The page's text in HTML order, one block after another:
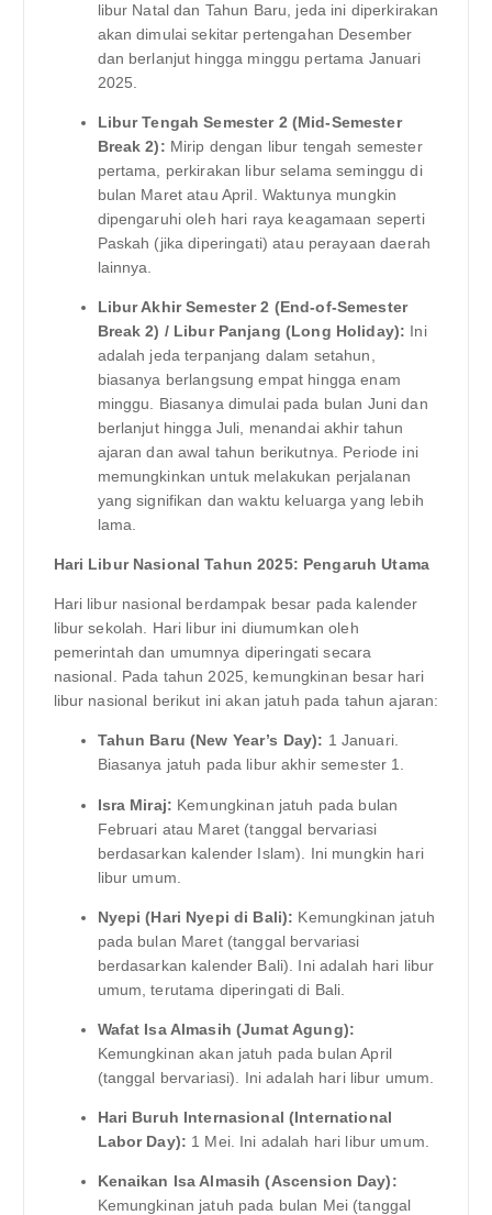
libur Natal dan Tahun Baru, jeda ini diperkirakan
akan dimulai sekitar pertengahan Desember
dan berlanjut hingga minggu pertama Januari
2025.
Libur Tengah Semester 2 (Mid-Semester
Break 2): Mirip dengan libur tengah semester
pertama, perkirakan libur selama seminggu di
bulan Maret atau April. Waktunya mungkin
dipengaruhi oleh hari raya keagamaan seperti
Paskah (jika diperingati) atau perayaan daerah
lainnya.
Libur Akhir Semester 2 (End-of-Semester
Break 2) / Libur Panjang (Long Holiday): Ini
adalah jeda terpanjang dalam setahun,
biasanya berlangsung empat hingga enam
minggu. Biasanya dimulai pada bulan Juni dan
berlanjut hingga Juli, menandai akhir tahun
ajaran dan awal tahun berikutnya. Periode ini
memungkinkan untuk melakukan perjalanan
yang signifikan dan waktu keluarga yang lebih
lama.
Hari Libur Nasional Tahun 2025: Pengaruh Utama
Hari libur nasional berdampak besar pada kalender
libur sekolah. Hari libur ini diumumkan oleh
pemerintah dan umumnya diperingati secara
nasional. Pada tahun 2025, kemungkinan besar hari
libur nasional berikut ini akan jatuh pada tahun ajaran:
Tahun Baru (New Year’s Day): 1 Januari.
Biasanya jatuh pada libur akhir semester 1.
Isra Miraj: Kemungkinan jatuh pada bulan
Februari atau Maret (tanggal bervariasi
berdasarkan kalender Islam). Ini mungkin hari
libur umum.
Nyepi (Hari Nyepi di Bali): Kemungkinan jatuh
pada bulan Maret (tanggal bervariasi
berdasarkan kalender Bali). Ini adalah hari libur
umum, terutama diperingati di Bali.
Wafat Isa Almasih (Jumat Agung):
Kemungkinan akan jatuh pada bulan April
(tanggal bervariasi). Ini adalah hari libur umum.
Hari Buruh Internasional (International
Labor Day): 1 Mei. Ini adalah hari libur umum.
Kenaikan Isa Almasih (Ascension Day):
Kemungkinan jatuh pada bulan Mei (tanggal